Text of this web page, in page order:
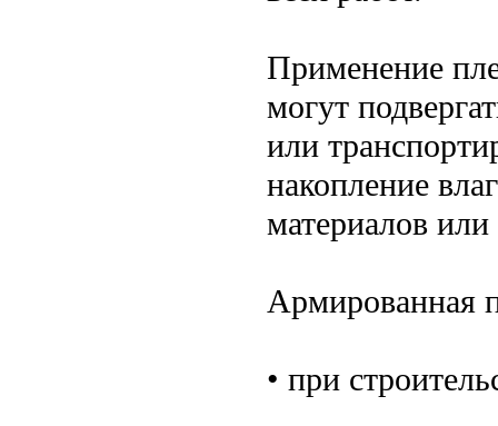
Применение
могут
или
накопление
материалов
Армированная
• при